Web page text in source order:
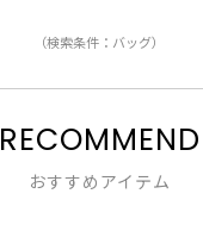
（検索条件：バッグ）
RECOMMEND
おすすめアイテム